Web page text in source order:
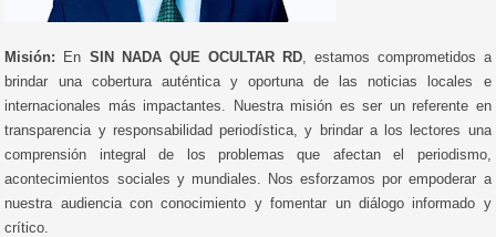
Misión: En SIN NADA QUE OCULTAR RD, estamos comprometidos a
brindar una cobertura auténtica y oportuna de las noticias locales e
internacionales más impactantes. Nuestra misión es ser un referente en
transparencia y responsabilidad periodística, y brindar a los lectores una
comprensión integral de los problemas que afectan el periodismo,
acontecimientos sociales y mundiales. Nos esforzamos por empoderar a
nuestra audiencia con conocimiento y fomentar un diálogo informado y
crítico.